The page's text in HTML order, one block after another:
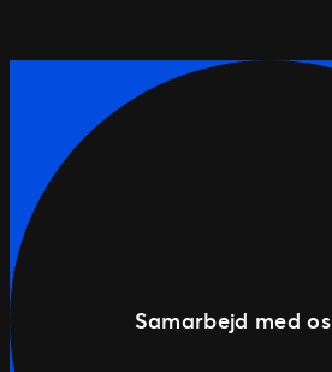
Samarbejd med os